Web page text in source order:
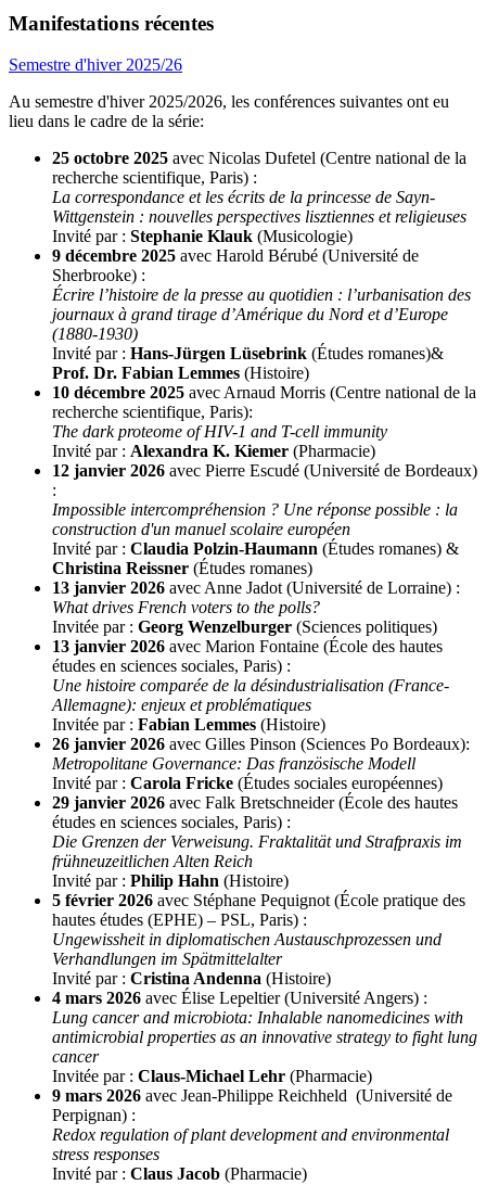
Manifestations récentes
Semestre d'hiver 2025/26
Au semestre d'hiver 2025/2026, les conférences suivantes ont eu
lieu dans le cadre de la série:
25 octobre 2025 avec Nicolas Dufetel (Centre national de la
recherche scientifique, Paris) :
La correspondance et les écrits de la princesse de Sayn-
Wittgenstein : nouvelles perspectives lisztiennes et religieuses
Invité par : Stephanie Klauk (Musicologie)
9 décembre 2025 avec Harold Bérubé (Université de
Sherbrooke) :
Écrire l’histoire de la presse au quotidien : l’urbanisation des
journaux à grand tirage d’Amérique du Nord et d’Europe
(1880-1930)
Invité par : Hans-Jürgen Lüsebrink (Études romanes)&
Prof. Dr. Fabian Lemmes (Histoire)
10 décembre 2025 avec Arnaud Morris (Centre national de la
recherche scientifique, Paris):
The dark proteome of HIV-1 and T-cell immunity
Invité par : Alexandra K. Kiemer (Pharmacie)
12 janvier 2026 avec Pierre Escudé (Université de Bordeaux)
:
Impossible intercompréhension ? Une réponse possible : la
construction d'un manuel scolaire européen
Invité par : Claudia Polzin-Haumann (Études romanes) &
Christina Reissner (Études romanes)
13 janvier 2026 avec Anne Jadot (Université de Lorraine) :
What drives French voters to the polls?
Invitée par : Georg Wenzelburger (Sciences politiques)
13 janvier 2026 avec Marion Fontaine (École des hautes
études en sciences sociales, Paris) :
Une histoire comparée de la désindustrialisation (France-
Allemagne): enjeux et problématiques
Invitée par : Fabian Lemmes (Histoire)
26 janvier 2026 avec Gilles Pinson (Sciences Po Bordeaux):
Metropolitane Governance: Das französische Modell
Invité par : Carola Fricke (Études sociales européennes)
29 janvier 2026 avec Falk Bretschneider (École des hautes
études en sciences sociales, Paris) :
Die Grenzen der Verweisung. Fraktalität und Strafpraxis im
frühneuzeitlichen Alten Reich
Invité par : Philip Hahn (Histoire)
5 février 2026 avec Stéphane Pequignot (École pratique des
hautes études (EPHE) – PSL, Paris) :
Ungewissheit in diplomatischen Austauschprozessen und
Verhandlungen im Spätmittelalter
Invité par : Cristina Andenna (Histoire)
4 mars 2026 avec Élise Lepeltier (Université Angers) :
Lung cancer and microbiota: Inhalable nanomedicines with
antimicrobial properties as an innovative strategy to fight lung
cancer
Invitée par : Claus-Michael Lehr (Pharmacie)
9 mars 2026 avec Jean-Philippe Reichheld (Université de
Perpignan) :
Redox regulation of plant development and environmental
stress responses
Invité par : Claus Jacob (Pharmacie)